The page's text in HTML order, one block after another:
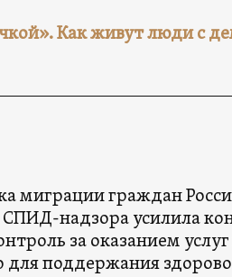
Как живут люди с
миграции граждан
надзора усилила
за оказанием
для поддержания